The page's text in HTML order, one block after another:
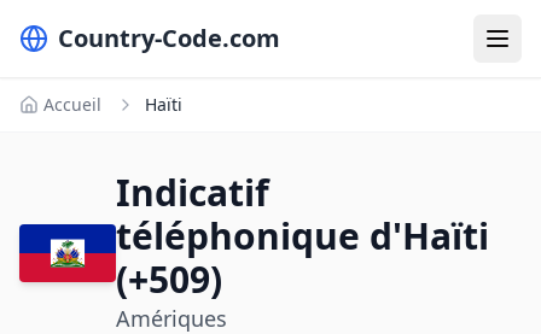
Country-Code.com
Accueil Haïti
Indicatif
téléphonique d'Haïti
(+509)
Amériques